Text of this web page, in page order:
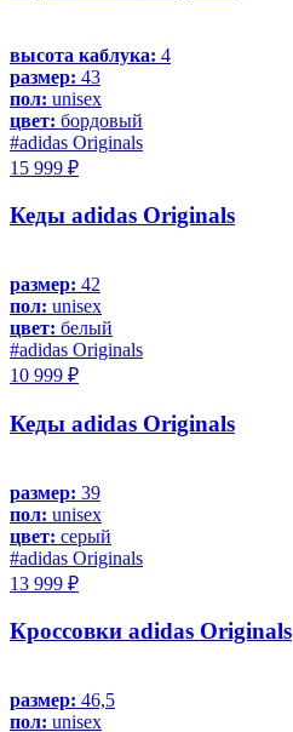
высота каблука: 4
размер: 43
пол: unisex
цвет: бордовый
#adidas Originals
15 999 ₽
Кеды adidas Originals
размер: 42
пол: unisex
цвет: белый
#adidas Originals
10 999 ₽
Кеды adidas Originals
размер: 39
пол: unisex
цвет: серый
#adidas Originals
13 999 ₽
Кроссовки adidas Originals
размер: 46,5
пол: unisex